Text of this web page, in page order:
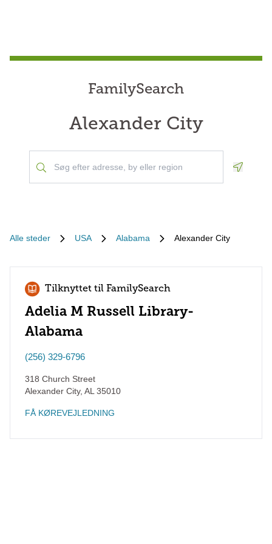
FamilySearch
Alexander City
Alle steder USA Alabama Alexander City
Tilknyttet til FamilySearch
Adelia M Russell Library-
Alabama
(256) 329-6796
318 Church Street
Alexander City, AL 35010
FÅ KØREVEJLEDNING